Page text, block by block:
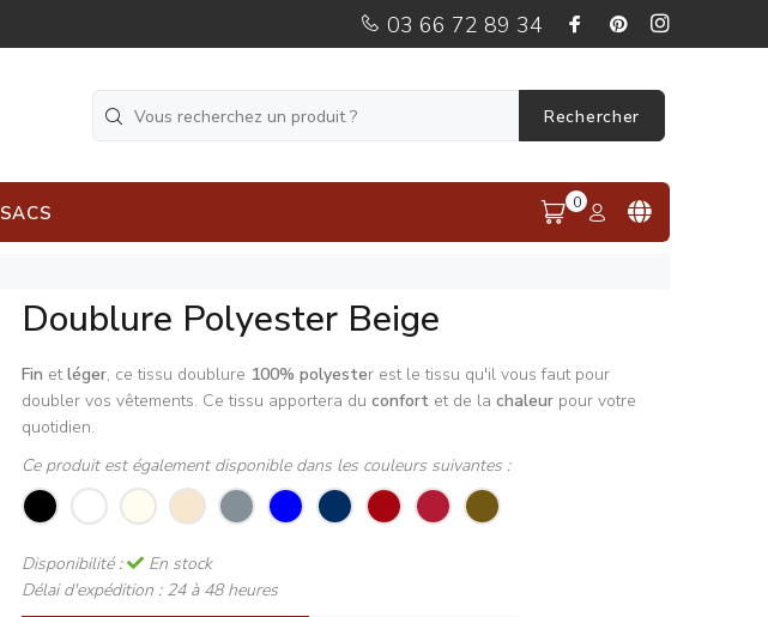
03 66 72 89 34
Rechercher
SACS 0
Doublure Polyester Beige
Fin etléger, ce tissu doublure 100% polyester est le tissu qu'il vous faut pour
doubler vos vêtements. Ce tissu apportera du confort et de la chaleur pour votre
quotidien.
Ce produit est également disponible dans les couleurs suivantes :
Disponibilité :
En stock
Délai d'expédition : 24 à 48 heures